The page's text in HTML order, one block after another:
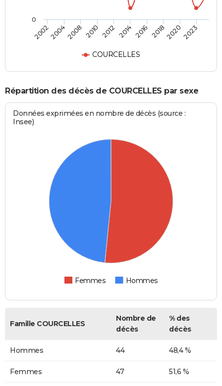
COURCELLES
200220042008 2010 2012 2014 2016 201820202023
0
Répartition des décès de COURCELLES par sexe
Données exprimées en nombre de décès (source :
Insee)
Femmes Hommes
Famille COURCELLES
Nombre de
décès
% des
décès
Hommes 44 48,4 %
Femmes 47 51,6 %